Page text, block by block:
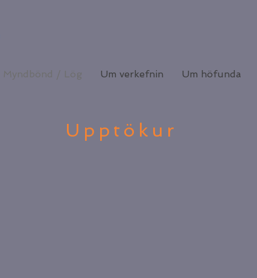
Myndbönd / Lög Um verkefnin Um höfunda
Upptökur